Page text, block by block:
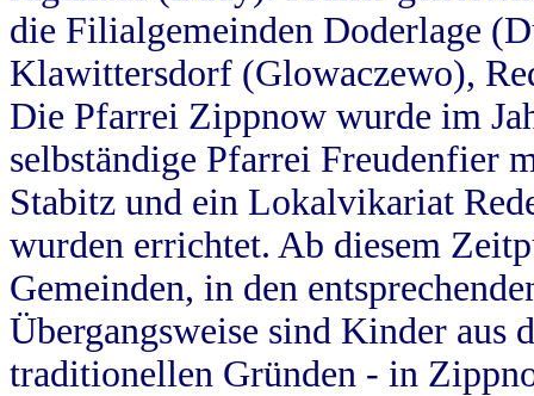
die Filialgemeinden Doderlage
Klawittersdorf (Glowaczewo),
Die Pfarrei Zippnow wurde im
selbständige Pfarrei Freudenfier
Stabitz und ein Lokalvikariat
wurden errichtet. Ab diesem
Gemeinden, in den
Übergangsweise sind Kinder aus
traditionellen Gründen - in